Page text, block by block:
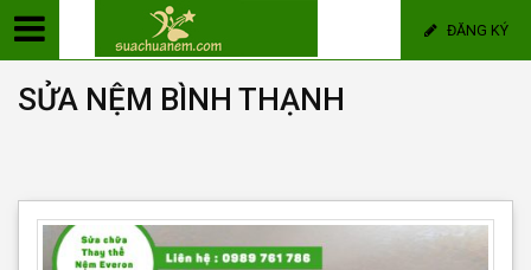
ĐĂNG KÝ
SỬA NỆM BÌNH THẠNH